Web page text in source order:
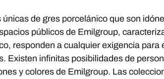
de gres porcelánico que son
públicos de Emilgroup,
responden a cualquier exigencia
Existen infinitas posibilidades de
y colores de Emilgroup. Las